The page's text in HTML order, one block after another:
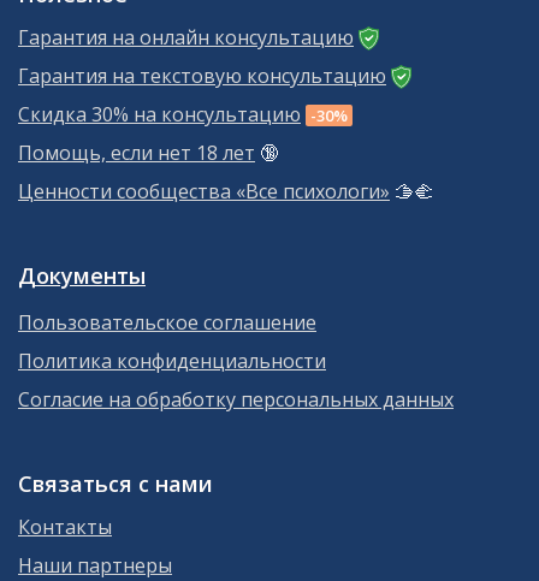
Гарантия на онлайн консультацию
Гарантия на текстовую консультацию
Скидка 30% на консультацию -30%
Помощь, если нет 18 лет 🔞
Ценности сообщества «Все психологи» 🫱‍🫲
Документы
Пользовательское соглашение
Политика конфиденциальности
Согласие на обработку персональных данных
Связаться с нами
Контакты
Наши партнеры